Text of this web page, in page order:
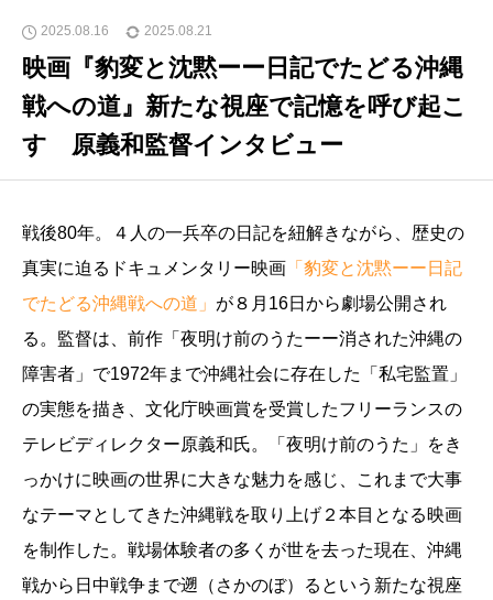
2025.08.16 2025.08.21
映画『豹変と沈黙ーー日記でたどる沖縄
戦への道』新たな視座で記憶を呼び起こ
す 原義和監督インタビュー
戦後80年。４人の一兵卒の日記を紐解きながら、歴史の
真実に迫るドキュメンタリー映画 「豹変と沈黙ーー日記
でたどる沖縄戦への道」 が８月16日から劇場公開され
る。監督は、前作「夜明け前のうたーー消された沖縄の
障害者」で1972年まで沖縄社会に存在した「私宅監置」
の実態を描き、文化庁映画賞を受賞したフリーランスの
テレビディレクター原義和氏。「夜明け前のうた」をき
っかけに映画の世界に大きな魅力を感じ、これまで大事
なテーマとしてきた沖縄戦を取り上げ２本目となる映画
を制作した。戦場体験者の多くが世を去った現在、沖縄
戦から日中戦争まで遡（さかのぼ）るという新たな視座